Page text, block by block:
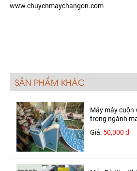
www.chuyenmaychangon.com
SẢN PHẨM KHÁC
Máy máy cuộn
trong ngành
Giá: 50,000 đ